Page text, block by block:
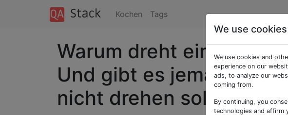
Kochen Tags
Warum dreht eine
Und gibt es jemals eine
nicht drehen sollte?
We use cookies
We use cookies and
experience on our
ads, to analyze our
coming from.
By continuing, you
technologies and affirm